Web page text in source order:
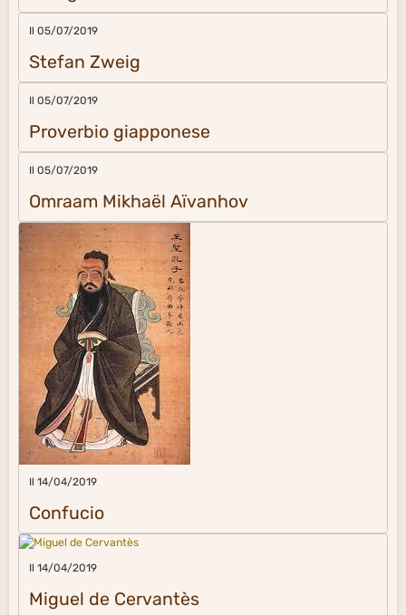
Il 05/07/2019
Stefan Zweig
Il 05/07/2019
Proverbio giapponese
Il 05/07/2019
Omraam Mikhaël Aïvanhov
Il 14/04/2019
Confucio
Il 14/04/2019
Miguel de Cervantès